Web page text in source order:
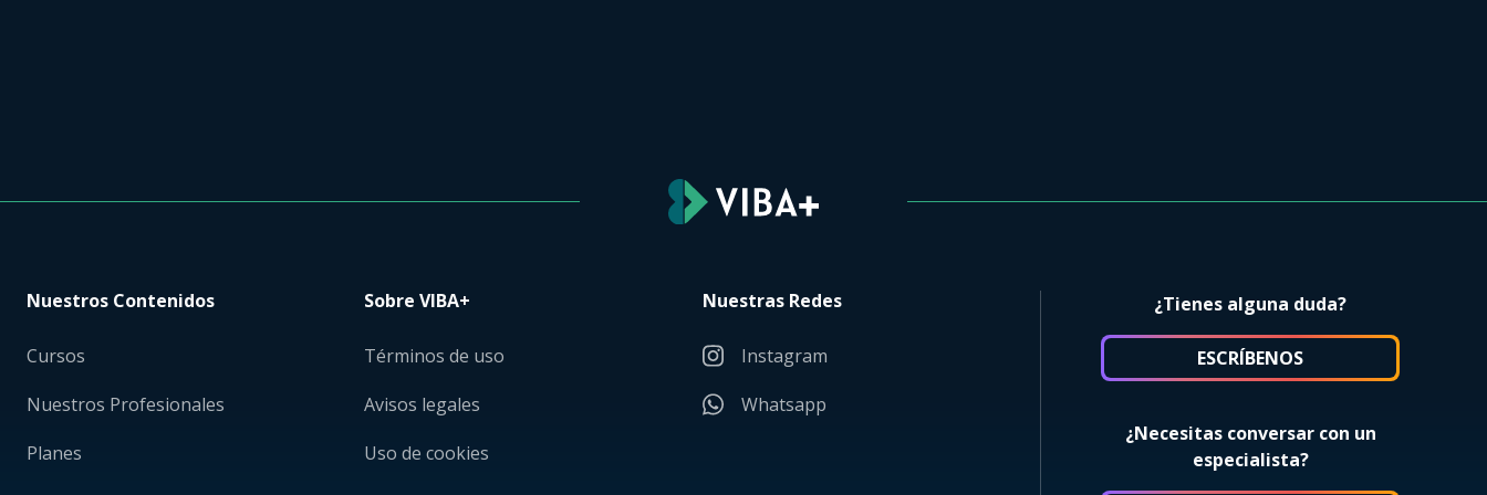
Nuestros Contenidos
Cursos
Nuestros Profesionales
Planes
Sobre VIBA+
Términos de uso
Avisos legales
Uso de cookies
Nuestras Redes
Instagram
Whatsapp
¿Tienes alguna duda?
ESCRÍBENOS
¿Necesitas conversar con un
especialista?